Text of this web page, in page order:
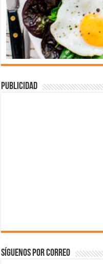
Publicidad
Síguenos por correo